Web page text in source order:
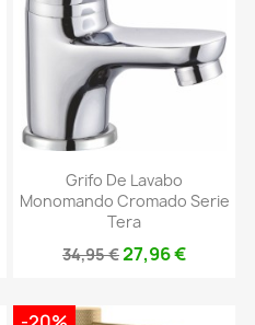
Grifo De Lavabo
Monomando Cromado Serie
Tera
34,95 €27,96 €